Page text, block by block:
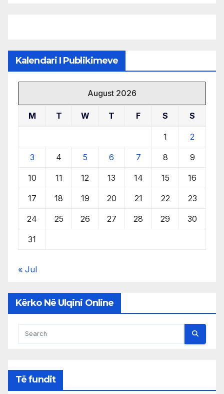
Kalendari I Publikimeve
August 2026
M T W T F S S
1 2
3 4 5 6 7 8 9
10 11 12 13 14 15 16
17 18 19 20 21 22 23
24 25 26 27 28 29 30
31
« Jul
Kërko Në Ulqini Online
Të fundit